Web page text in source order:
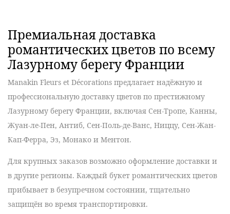
Премиальная доставка
романтических цветов по всему
Лазурному берегу Франции
Manakin Fleurs et Décorations предлагает надёжную и
профессиональную доставку цветов по престижному
Лазурному берегу Франции, включая Сен-Тропе, Канны,
Жуан-ле-Пен, Антиб, Сен-Поль-де-Ванс, Ниццу, Сен-Жан-
Кап-Ферра, Эз, Монако и Ментон.
Для крупных заказов возможно оформление доставки и
в другие регионы. Каждый букет романтических цветов
прибывает в безупречном состоянии, тщательно
защищён во время транспортировки.